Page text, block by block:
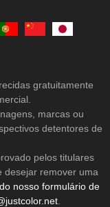
gratuitamente
marcas ou
detentores de
pelos titulares
desejar remover uma
nosso formulário de
.